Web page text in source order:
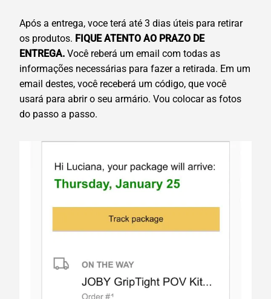
Após a entrega, voce terá até 3 dias úteis para retirar
os produtos. FIQUE ATENTO AO PRAZO DE
ENTREGA. Você reberá um email com todas as
informações necessárias para fazer a retirada. Em um
email destes, você receberá um código, que você
usará para abrir o seu armário. Vou colocar as fotos
do passo a passo.